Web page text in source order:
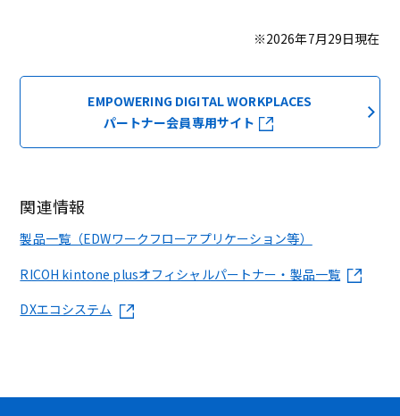
※2026年7月29日現在
EMPOWERING DIGITAL WORKPLACES
パートナー会員専用サイト
関連情報
製品一覧（EDWワークフローアプリケーション等）
RICOH kintone plusオフィシャルパートナー・製品一覧
DXエコシステム